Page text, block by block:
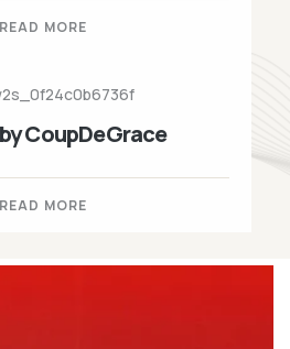
READ MORE
CoupDeGrace
READ MORE